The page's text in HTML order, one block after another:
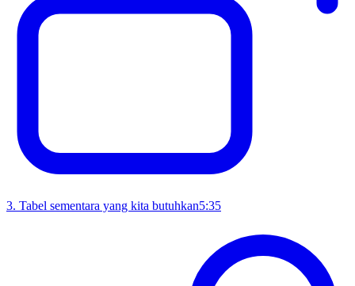
3. Tabel sementara yang kita butuhkan5:35